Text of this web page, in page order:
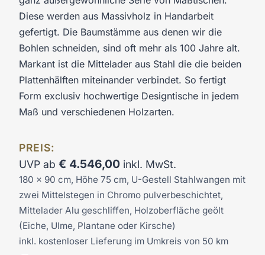
Diese werden aus Massivholz in Handarbeit
gefertigt. Die Baumstämme aus denen wir die
Bohlen schneiden, sind oft mehr als 100 Jahre alt.
Markant ist die Mittelader aus Stahl die die beiden
Plattenhälften miteinander verbindet. So fertigt
Form exclusiv hochwertige Designtische in jedem
Maß und verschiedenen Holzarten.
PREIS:
UVP ab € 4.546,00 inkl. MwSt.
180 x 90 cm, Höhe 75 cm, U-Gestell Stahlwangen mit
zwei Mittelstegen in Chromo pulverbeschichtet,
Mittelader Alu geschliffen, Holzoberfläche geölt
(Eiche, Ulme, Plantane oder Kirsche)
inkl. kostenloser Lieferung im Umkreis von 50 km